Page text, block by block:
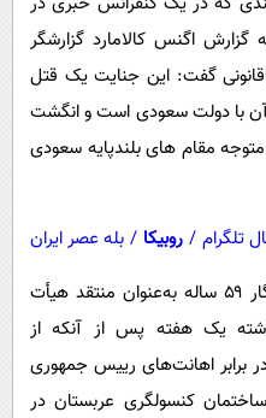
اگنس کالامارد گزارشگر
گفت: این جنایت یک قتل
با دولت سعودی است و انگشت
مقام های بلندپایه سعودی
تلگرام / روبیکا / بله عصر ایران
به گزارش ایرنا خاشقچی روزنامه نگار ۵۹ ساله به‌عنوان منتقد هیأت
یک هفته پس از آنکه از
اهانت‌های رییس جمهوری
کنسولگری عربستان در